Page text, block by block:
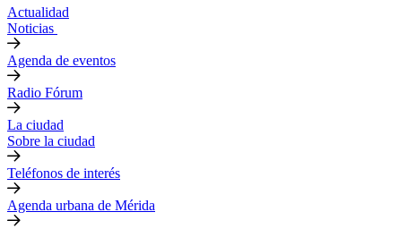
Actualidad
Noticias
Agenda de eventos
Radio Fórum
La ciudad
Sobre la ciudad
Teléfonos de interés
Agenda urbana de Mérida